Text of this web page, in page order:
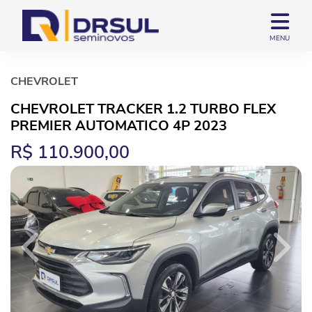
MENU
CHEVROLET
CHEVROLET TRACKER 1.2 TURBO FLEX
PREMIER AUTOMATICO 4P 2023
R$ 110.900,00
Previous Next